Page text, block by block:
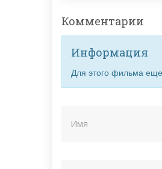
Комментарии
Информация
Для этого фильма